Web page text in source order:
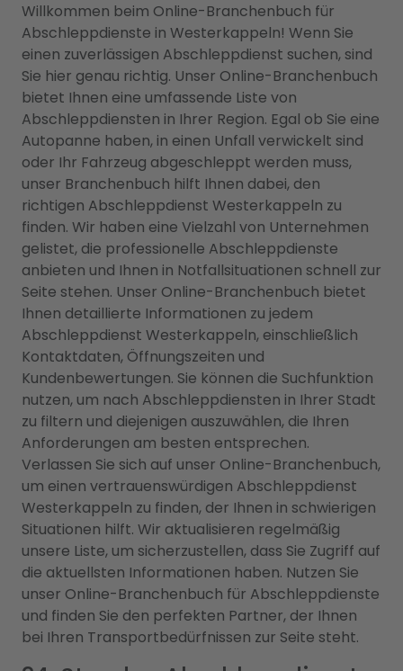
Willkommen beim Online-Branchenbuch für
Abschleppdienste in Westerkappeln! Wenn Sie
einen zuverlässigen Abschleppdienst suchen, sind
Sie hier genau richtig. Unser Online-Branchenbuch
bietet Ihnen eine umfassende Liste von
Abschleppdiensten in Ihrer Region. Egal ob Sie eine
Autopanne haben, in einen Unfall verwickelt sind
oder Ihr Fahrzeug abgeschleppt werden muss,
unser Branchenbuch hilft Ihnen dabei, den
richtigen Abschleppdienst Westerkappeln zu
finden. Wir haben eine Vielzahl von Unternehmen
gelistet, die professionelle Abschleppdienste
anbieten und Ihnen in Notfallsituationen schnell zur
Seite stehen. Unser Online-Branchenbuch bietet
Ihnen detaillierte Informationen zu jedem
Abschleppdienst Westerkappeln, einschließlich
Kontaktdaten, Öffnungszeiten und
Kundenbewertungen. Sie können die Suchfunktion
nutzen, um nach Abschleppdiensten in Ihrer Stadt
zu filtern und diejenigen auszuwählen, die Ihren
Anforderungen am besten entsprechen.
Verlassen Sie sich auf unser Online-Branchenbuch,
um einen vertrauenswürdigen Abschleppdienst
Westerkappeln zu finden, der Ihnen in schwierigen
Situationen hilft. Wir aktualisieren regelmäßig
unsere Liste, um sicherzustellen, dass Sie Zugriff auf
die aktuellsten Informationen haben. Nutzen Sie
unser Online-Branchenbuch für Abschleppdienste
und finden Sie den perfekten Partner, der Ihnen
bei Ihren Transportbedürfnissen zur Seite steht.